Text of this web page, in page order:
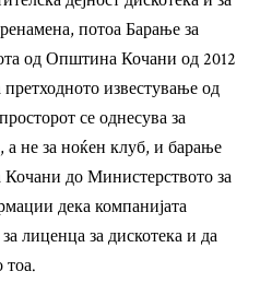
потоа Барање за
од Општина Кочани од 2012
известување од
се однесува за
а не за ноќен клуб, и барање
до Министерството за
дека компанијата
лиценца за дискотека и да
тоа.